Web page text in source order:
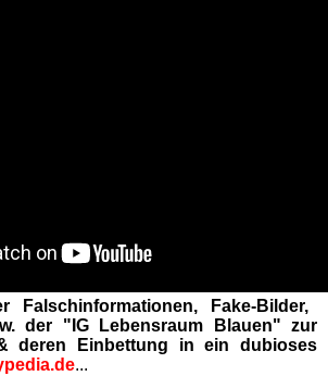
Falschinformationen, Fake-Bilder,
der "IG Lebensraum Blauen" zur
deren Einbettung in ein dubioses
...